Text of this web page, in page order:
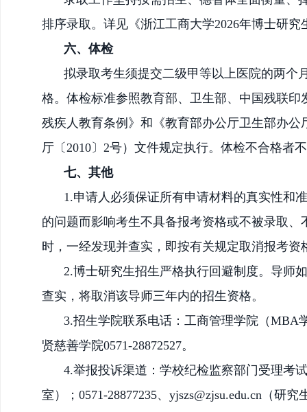
排序录取。详见《浙江工商大学2026年博士研
六、体检
拟录取考生须提交二级甲等以上医院的两个
格。体检标准参照教育部、卫生部、中国残联
残疾人教育条例》和 《教育部办公厅卫生部办
厅〔 2010〕2号）文件规定执行。体检不合格者
七、其他
1.申请人必须保证所有申请材料的真实性和
的问题而影响考生不具备报考资格或不被录取
时，一经发现并查实，即按有关规定取消报考
2.博士研究生招生严格执行回避制度。导师
查实，将取消该导师三年内的招生资格。
3.招生学院联系电话 ：工商管理学院（MBA
贤慈善学院0571-28872527。
4.举报投诉渠道：学校纪检监察部门受理考
室）；0571-28877235、yjszs@zjsu.edu.cn（研